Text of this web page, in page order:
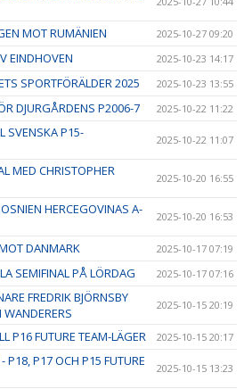
MOT RUMÄNIEN 2025-10-27 09:20
EINDHOVEN 2025-10-23 14:17
SPORTFÖRÄLDER 2025 2025-10-23 13:55
DJURGÅRDENS P2006-7 2025-10-22 11:22
SVENSKA P15-
2025-10-22 11:07
MED CHRISTOPHER
2025-10-20 16:55
HERCEGOVINAS A-
2025-10-20 16:53
DANMARK 2025-10-17 07:19
SEMIFINAL PÅ LÖRDAG 2025-10-17 07:16
FREDRIK BJÖRNSBY
2025-10-15 20:19
P16 FUTURE TEAM-LÄGER 2025-10-15 20:17
P18, P17 OCH P15 FUTURE
2025-10-15 13:23